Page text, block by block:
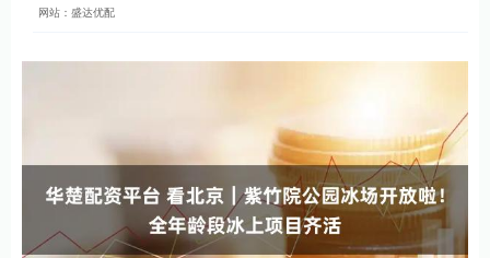
网站：盛达优配